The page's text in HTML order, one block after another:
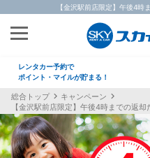
【金沢駅前店限定】午後4時
レンタカー予約で
ポイント・マイルが貯まる！
総合トップ
キャンペーン
【金沢駅前店限定】午後4時までの返